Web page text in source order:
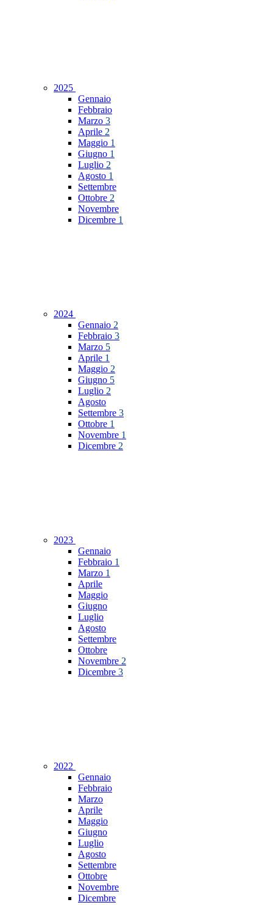
2025
Gennaio
Febbraio
Marzo 3
Aprile 2
Maggio 1
Giugno 1
Luglio 2
Agosto 1
Settembre
Ottobre 2
Novembre
Dicembre 1
2024
Gennaio 2
Febbraio 3
Marzo 5
Aprile 1
Maggio 2
Giugno 5
Luglio 2
Agosto
Settembre 3
Ottobre 1
Novembre 1
Dicembre 2
2023
Gennaio
Febbraio 1
Marzo 1
Aprile
Maggio
Giugno
Luglio
Agosto
Settembre
Ottobre
Novembre 2
Dicembre 3
2022
Gennaio
Febbraio
Marzo
Aprile
Maggio
Giugno
Luglio
Agosto
Settembre
Ottobre
Novembre
Dicembre